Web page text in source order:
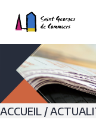
ACCUEIL /